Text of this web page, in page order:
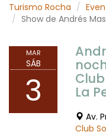
Turismo Rocha
Show de Andrés
MAR
SÁB
3 La
Av.
Club